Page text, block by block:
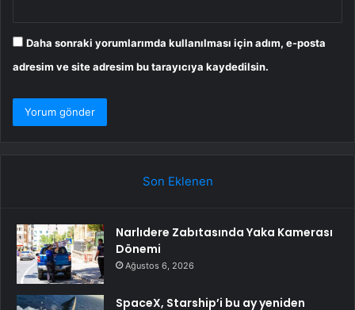
Daha sonraki yorumlarımda kullanılması için adım, e-posta
adresim ve site adresim bu tarayıcıya kaydedilsin.
Son Eklenen
Narlıdere Zabıtasında Yaka Kamerası
Dönemi
Ağustos 6, 2026
SpaceX, Starship’i bu ay yeniden